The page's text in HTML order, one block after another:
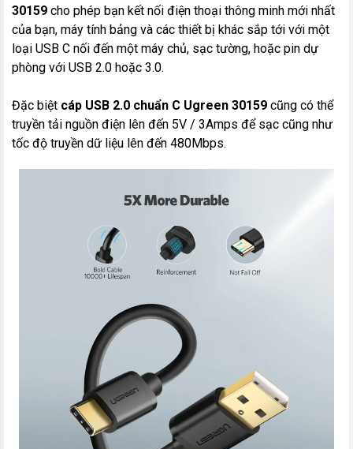
30159 cho phép bạn kết nối điện thoại thông minh mới nhất
của bạn, máy tính bảng và các thiết bị khác sắp tới với một
loại USB C nối đến một máy chủ, sạc tường, hoặc pin dự
phòng với USB 2.0 hoặc 3.0.
Đặc biệt cáp USB 2.0 chuẩn C Ugreen 30159 cũng có thể
truyền tải nguồn điện lên đến 5V / 3Amps để sạc cũng như
tốc độ truyền dữ liệu lên đến 480Mbps.